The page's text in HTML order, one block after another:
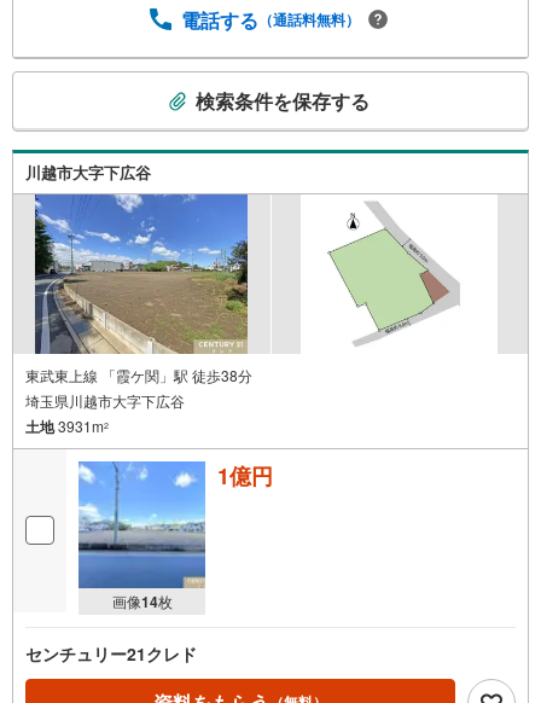
ん、周辺環境についても詳しくご説明いたします。事前に
にしっかりとご説明させていただきます。■営業時間AM9:0
0～PM20:00定休日火曜日・水曜日営業時間内でのお電話で
のお問い合わせがスムーズです。お気軽にマイタウンふじ
み野店までお問い合わせ下さい。
電話する （通話料無料）
検
条
受
け
取
る
・
を
検索条件を保存する
川越市大字下広谷
東武東上線 「霞ケ関」駅 徒歩38分
埼玉県川越市大字下広谷
土地3931m2
画像14枚
1億円
センチュリー21クレド